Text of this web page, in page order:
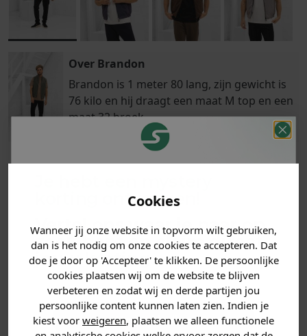
Cookies
Wanneer jij onze website in topvorm wilt gebruiken,
dan is het nodig om onze cookies te accepteren. Dat
doe je door op 'Accepteer' te klikken. De persoonlijke
cookies plaatsen wij om de website te blijven
verbeteren en zodat wij en derde partijen jou
persoonlijke content kunnen laten zien. Indien je
kiest voor weigeren, plaatsen we alleen functionele
Over Brandon
Brandon is 1 meter 80 lang, zijn gewicht is
76 kilo en hij draagt een maat M top en een
maat 32 broek.
Voor 23:59 besteld
is morgen in huis!*
PRODUCTINFORMATIE
MATERIAAL & WASVOORSCHRIFT
ANDERE BESTELDEN OOK
korting ontvangen!
Vertel ons waar je naar op
zoek bent en claim direct
jouwkorting.
Heren kleding